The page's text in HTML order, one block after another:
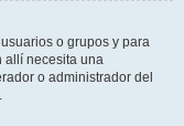
o grupos y para
allí necesita una
o administrador del